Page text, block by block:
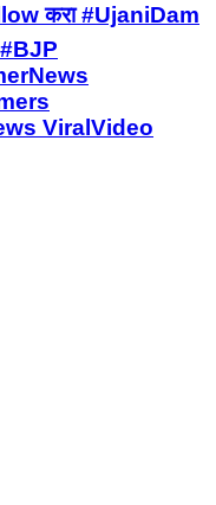
करा #UjaniDam
ViralVideo